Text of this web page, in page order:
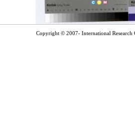
Copyright © 2007- International Research